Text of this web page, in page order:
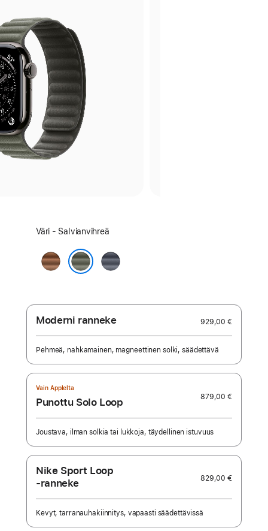
Valitse
Väri - Salvianvihreä
Karamelli
Laivaston­
sininen
Moderni ranneke 929,00 €
Pehmeä, nahkamainen, magneettinen solki, säädettävä
Vain Applelta
Punottu Solo Loop 879,00 €
Joustava, ilman solkia tai lukkoja, täydellinen istuvuus
Nike Sport Loop
‑ranneke
829,00 €
Kevyt, tarranauhakiinnitys, vapaasti säädettävissä